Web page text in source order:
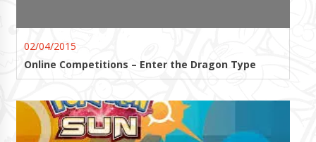
02/04/2015
Online Competitions – Enter the Dragon Type